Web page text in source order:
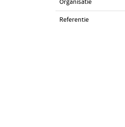
Organisatie
Referentie